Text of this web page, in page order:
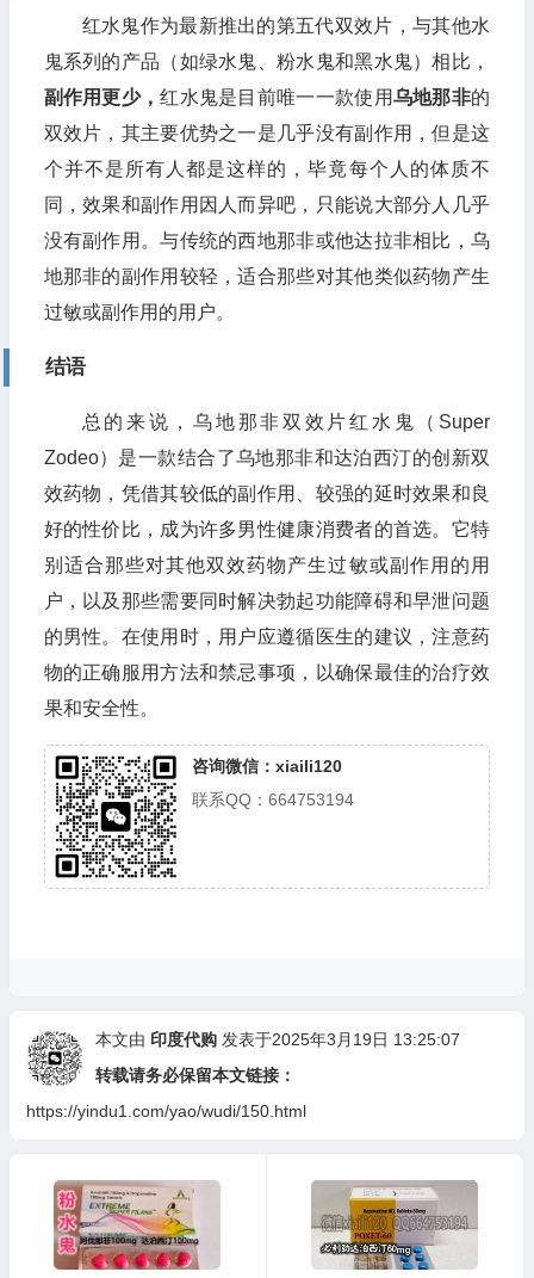
红水鬼作为最新推出的第五代双效片，与其他水
鬼系列的产品（如绿水鬼、粉水鬼和黑水鬼）相比，
副作用更少，红水鬼是目前唯一一款使用乌地那非的
双效片，其主要优势之一是几乎没有副作用，但是这
个并不是所有人都是这样的，毕竟每个人的体质不
同，效果和副作用因人而异吧，只能说大部分人几乎
没有副作用。与传统的西地那非或他达拉非相比，乌
地那非的副作用较轻，适合那些对其他类似药物产生
过敏或副作用的用户。
结语
总的来说，乌地那非双效片红水鬼（Super
Zodeo）是一款结合了乌地那非和达泊西汀的创新双
效药物，凭借其较低的副作用、较强的延时效果和良
好的性价比，成为许多男性健康消费者的首选。它特
别适合那些对其他双效药物产生过敏或副作用的用
户，以及那些需要同时解决勃起功能障碍和早泄问题
的男性。在使用时，用户应遵循医生的建议，注意药
物的正确服用方法和禁忌事项，以确保最佳的治疗效
果和安全性。
咨询微信：xiaili120
联系QQ：664753194
本文由 印度代购 发表于2025年3月19日 13:25:07
转载请务必保留本文链接：
https://yindu1.com/yao/wudi/150.html